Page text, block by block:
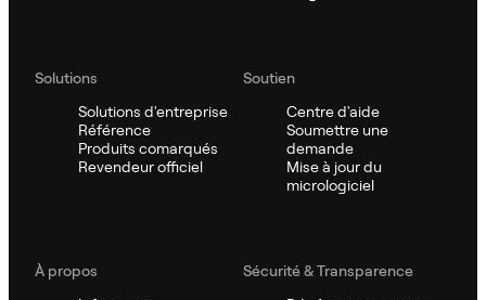
Solutions
Solutions d'entreprise
Référence
Produits comarqués
Revendeur officiel
Soutien
Centre d'aide
Soumettre une
demande
Mise à jour du
micrologiciel
À propos
Sécurité & Transparence